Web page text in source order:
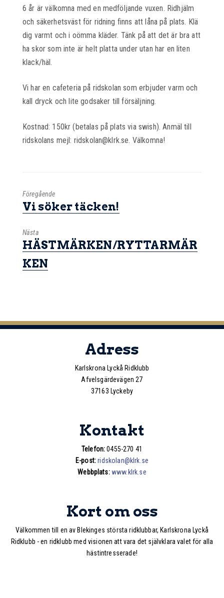
6 år är välkomna med en medföljande vuxen. Ridhjälm
och säkerhetsväst för ridning finns att låna på plats. Klä
dig varmt och i oömma kläder. Tänk på att det är bra att
ha skor som inte är helt platta under utan har en liten
klack/häl.
Vi har en cafeteria på ridskolan som erbjuder varm och
kall dryck och lite godsaker till försäljning.
Kostnad: 150kr (betalas på plats via swish). Anmäl till
ridskolans mejl: ridskolan@klrk.se. Välkomna!
Föregående
Vi söker täcken!
Nästa
HÄSTMÄRKEN/RYTTARMÄR
KEN
Adress
Karlskrona Lyckå Ridklubb
Afvelsgärdevägen 27
37163 Lyckeby
Kontakt
Telefon:0455-270 41
E-post: ridskolan@klrk.se
Webbplats:www.klrk.se
Kort om oss
Välkommen till en av Blekinges största ridklubbar, Karlskrona Lyckå
Ridklubb - en ridklubb med visionen att vara det självklara valet för alla
hästintresserade!